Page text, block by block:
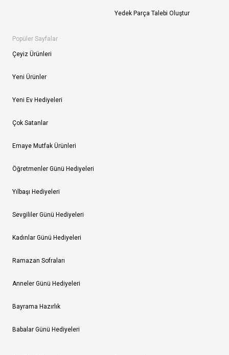
Yedek Parça Talebi Oluştur
Popüler Sayfalar
Çeyiz Ürünleri
Yeni Ürünler
Yeni Ev Hediyeleri
Çok Satanlar
Emaye Mutfak Ürünleri
Öğretmenler Günü Hediyeleri
Yılbaşı Hediyeleri
Sevgililer Günü Hediyeleri
Kadınlar Günü Hediyeleri
Ramazan Sofraları
Anneler Günü Hediyeleri
Bayrama Hazırlık
Babalar Günü Hediyeleri